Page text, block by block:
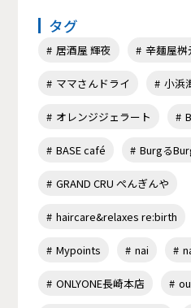
タグ
居酒屋 輝夜 辛麺屋桝
ママさんドライ 小浜
オレンジジェラート
BASE café Burgる
GRAND CRU ぺんぎんや
haircare&relaxes re:birth
Mypoints nai
ONLYONE長崎本店